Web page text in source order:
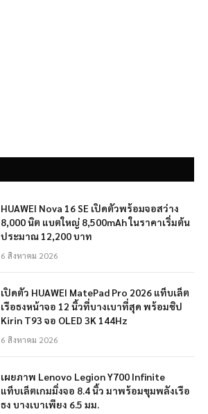
HUAWEI Nova 16 SE เปิดตัวพร้อมจอสว่าง
8,000 นิต แบตใหญ่ 8,500mAh ในราคาเริ่มต้น
ประมาณ 12,200 บาท
6 สิงหาคม 2026
เปิดตัว HUAWEI MatePad Pro 2026 แท็บเล็ต
เรือธงหน้าจอ 12 นิ้วที่บางเบาที่สุด พร้อมชิป
Kirin T93 จอ OLED 3K 144Hz
6 สิงหาคม 2026
เผยภาพ Lenovo Legion Y700 Infinite
แท็บเล็ตเกมมิ่งจอ 8.4 นิ้ว มาพร้อมขุมพลังเรือ
ธง บางเบาเพียง 6.5 มม.